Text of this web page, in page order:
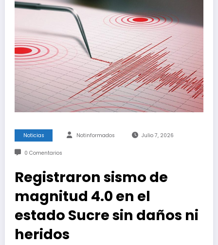
Noticias Notinformados Julio 7, 2026
0 Comentarios
Registraron sismo de
magnitud 4.0 en el
estado Sucre sin daños ni
heridos